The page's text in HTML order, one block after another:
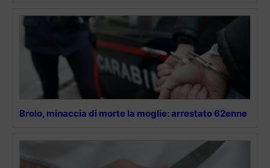
Brolo, minaccia di morte la moglie: arrestato 62enne